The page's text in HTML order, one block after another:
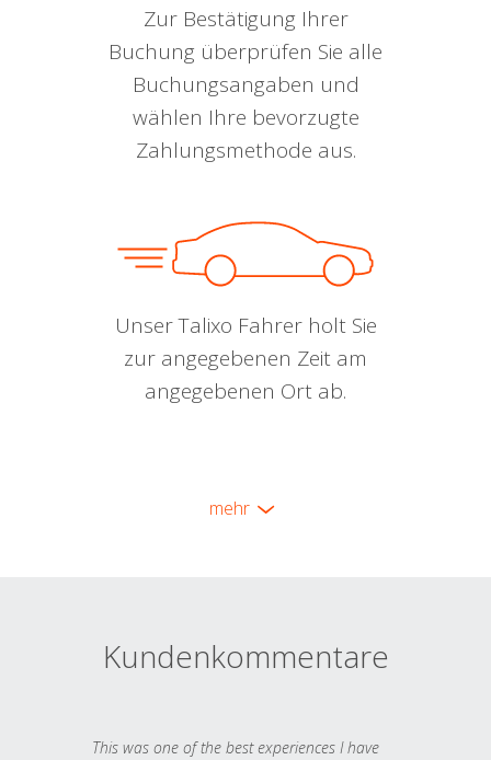
Zur Bestätigung Ihrer
Buchung überprüfen Sie alle
Buchungsangaben und
wählen Ihre bevorzugte
Zahlungsmethode aus.
Unser Talixo Fahrer holt Sie
zur angegebenen Zeit am
angegebenen Ort ab.
mehr
Kundenkommentare
This was one of the best experiences I have